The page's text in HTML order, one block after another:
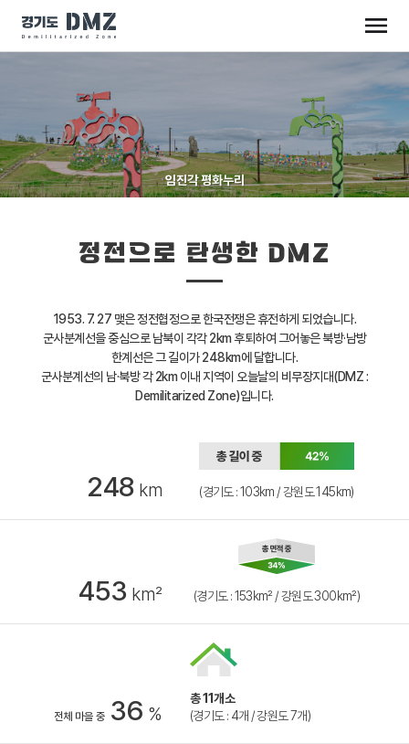
임진각 평화누리
정전으로 탄생한 DMZ
1953. 7. 27 맺은 정전협정으로 한국전쟁은 휴전하게 되었습니다.
군사분계선을 중심으로 남북이 각각 2km 후퇴하여 그어놓은 북방·남방
한계선은 그 길이가 248km에 달합니다.
군사분계선의 남·북방 각 2km 이내 지역이 오늘날의 비무장지대(DMZ :
Demilitarized Zone)입니다.
248 km (경기도 : 103km / 강원도 145km)
453 km² (경기도 : 153km² / 강원도 300km²)
전체 마을 중 36 %
총 11개소
(경기도 : 4개 / 강원도 7개)